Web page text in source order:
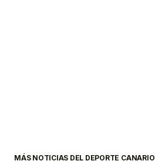
MÁS NOTICIAS DEL DEPORTE CANARIO